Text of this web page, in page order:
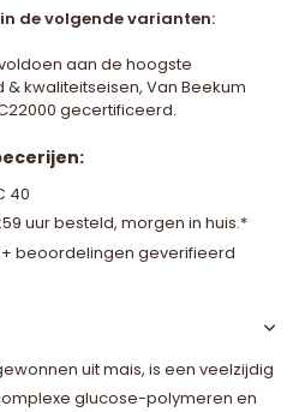
de volgende varianten:
aan de hoogste
kwaliteitseisen, Van Beekum
gecertificeerd.
40
uur besteld, morgen in huis.*
beoordelingen geverifieerd
uit mais, is een veelzijdig
glucose-polymeren en